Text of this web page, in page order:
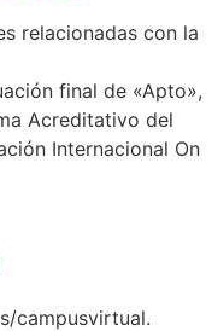
relacionadas con la
final de «Apto»,
Acreditativo del
Internacional On
campusvirtual.